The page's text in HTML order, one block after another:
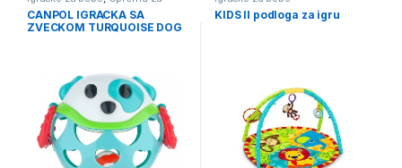
bebe i decu
CANPOL IGRACKA SA
ZVECKOM TURQUOISE DOG
KIDS II podloga za igru